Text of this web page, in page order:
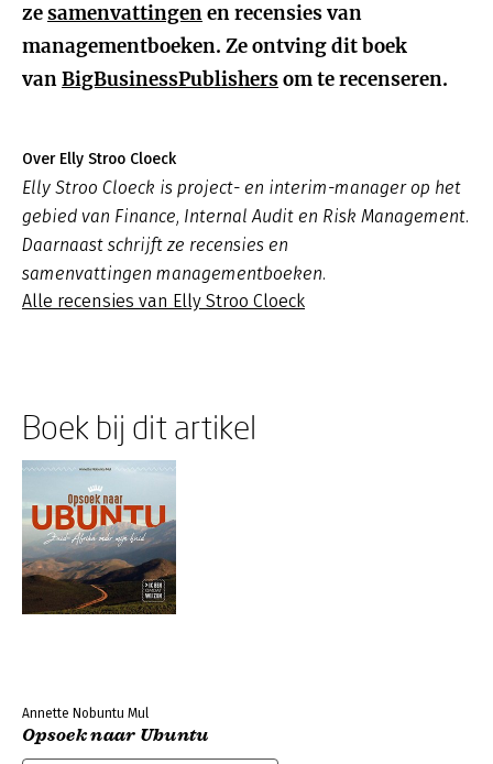
zesamenvattingenen recensies van
managementboeken. Ze ontving dit boek
vanBigBusinessPublishersom te recenseren.
Over Elly Stroo Cloeck
Elly Stroo Cloeck is project- en interim-manager op het
gebied van Finance, Internal Audit en Risk Management.
Daarnaast schrijft ze recensies en
samenvattingen managementboeken.
Alle recensies van Elly Stroo Cloeck
Boek bij dit artikel
Annette Nobuntu Mul
Opsoek naar Ubuntu